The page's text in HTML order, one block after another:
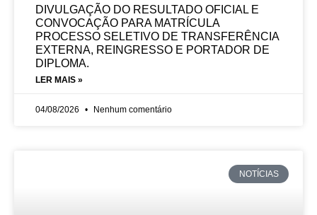
DIVULGAÇÃO DO RESULTADO OFICIAL E
CONVOCAÇÃO PARA MATRÍCULA
PROCESSO SELETIVO DE TRANSFERÊNCIA
EXTERNA, REINGRESSO E PORTADOR DE
DIPLOMA.
LER MAIS »
04/08/2026 Nenhum comentário
NOTÍCIAS